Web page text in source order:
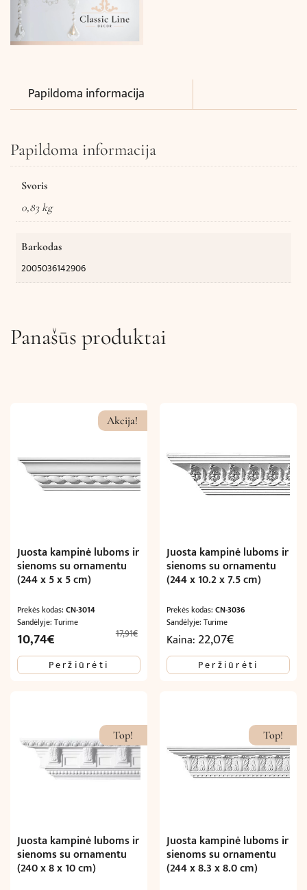
Papildoma informacija
Papildoma informacija
Svoris
0,83 kg
Barkodas
2005036142906
Panašūs produktai
Akcija!
Juosta kampinė luboms ir
sienoms su ornamentu
(244 x 5 x 5 cm)
Prekės kodas: CN-3014
Sandėlyje: Turime
17,91€
Original
price
was:
10,74€
price
is:
Peržiūrėti
Juosta kampinė luboms ir
sienoms su ornamentu
(244 x 10.2 x 7.5 cm)
Prekės kodas:CN-3036
Sandėlyje: Turime
Kaina: 22,07€
Peržiūrėti
Top!
Juosta kampinė luboms ir
sienoms su ornamentu
(240 x 8 x 10 cm)
Top!
Juosta kampinė luboms ir
sienoms su ornamentu
(244 x 8.3 x 8.0 cm)